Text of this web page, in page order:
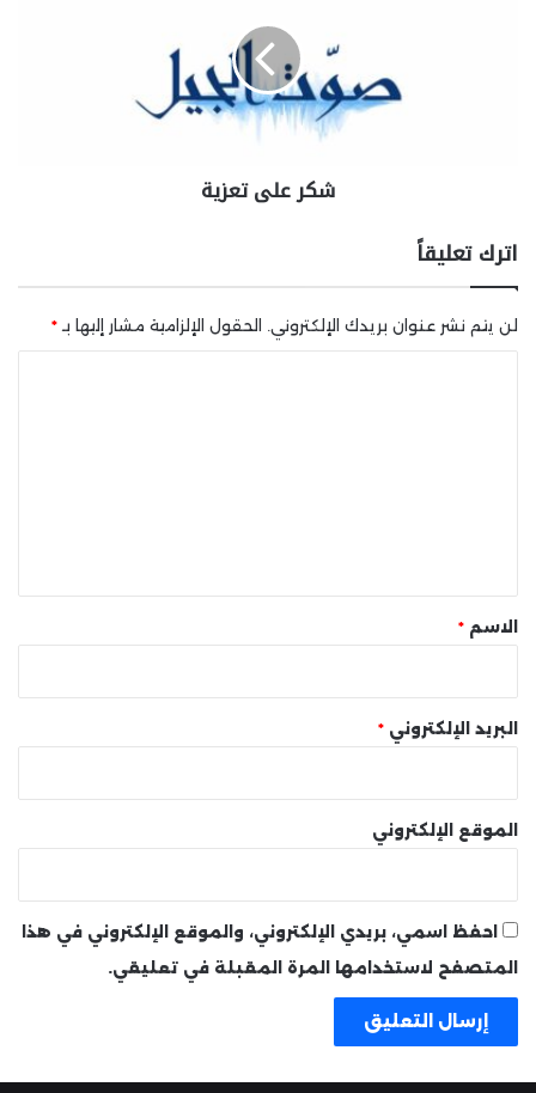
شكر على تعزية
اترك تعليقاً
لن يتم نشر عنوان بريدك الإلكتروني. الحقول الإلزامية مشار إليها بـ*
* الاسم *
البريد الإلكتروني *
الموقع الإلكتروني
احفظ اسمي، بريدي الإلكتروني، والموقع الإلكتروني في هذا
المتصفح لاستخدامها المرة المقبلة في تعليقي.